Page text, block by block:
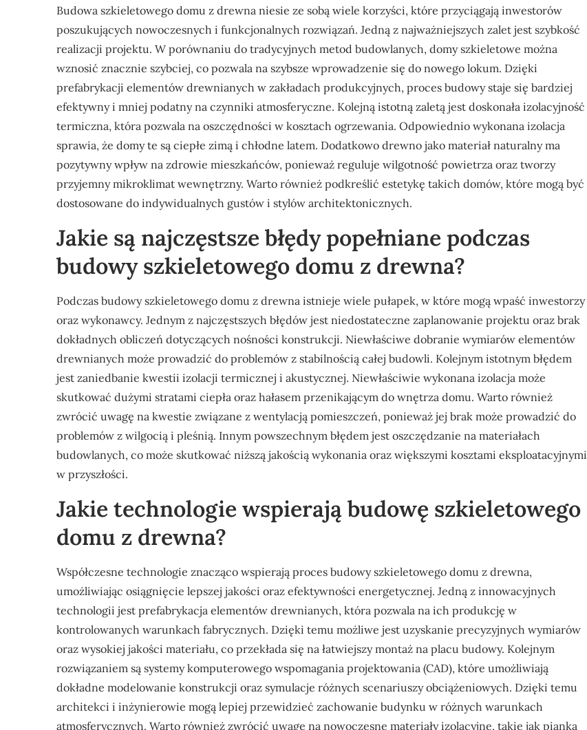
Budowa szkieletowego domu z drewna niesie ze sobą wiele korzyści, które przyciągają inwestorów
poszukujących nowoczesnych i funkcjonalnych rozwiązań. Jedną z najważniejszych zalet jest szybkość
realizacji projektu. W porównaniu do tradycyjnych metod budowlanych, domy szkieletowe można
wznosić znacznie szybciej, co pozwala na szybsze wprowadzenie się do nowego lokum. Dzięki
prefabrykacji elementów drewnianych w zakładach produkcyjnych, proces budowy staje się bardziej
efektywny i mniej podatny na czynniki atmosferyczne. Kolejną istotną zaletą jest doskonała izolacyjność
termiczna, która pozwala na oszczędności w kosztach ogrzewania. Odpowiednio wykonana izolacja
sprawia, że domy te są ciepłe zimą i chłodne latem. Dodatkowo drewno jako materiał naturalny ma
pozytywny wpływ na zdrowie mieszkańców, ponieważ reguluje wilgotność powietrza oraz tworzy
przyjemny mikroklimat wewnętrzny. Warto również podkreślić estetykę takich domów, które mogą być
dostosowane do indywidualnych gustów i stylów architektonicznych.
Jakie są najczęstsze błędy popełniane podczas
budowy szkieletowego domu z drewna?
Podczas budowy szkieletowego domu z drewna istnieje wiele pułapek, w które mogą wpaść inwestorzy
oraz wykonawcy. Jednym z najczęstszych błędów jest niedostateczne zaplanowanie projektu oraz brak
dokładnych obliczeń dotyczących nośności konstrukcji. Niewłaściwe dobranie wymiarów elementów
drewnianych może prowadzić do problemów z stabilnością całej budowli. Kolejnym istotnym błędem
jest zaniedbanie kwestii izolacji termicznej i akustycznej. Niewłaściwie wykonana izolacja może
skutkować dużymi stratami ciepła oraz hałasem przenikającym do wnętrza domu. Warto również
zwrócić uwagę na kwestie związane z wentylacją pomieszczeń, ponieważ jej brak może prowadzić do
problemów z wilgocią i pleśnią. Innym powszechnym błędem jest oszczędzanie na materiałach
budowlanych, co może skutkować niższą jakością wykonania oraz większymi kosztami eksploatacyjnymi
w przyszłości.
Jakie technologie wspierają budowę szkieletowego
domu z drewna?
Współczesne technologie znacząco wspierają proces budowy szkieletowego domu z drewna,
umożliwiając osiągnięcie lepszej jakości oraz efektywności energetycznej. Jedną z innowacyjnych
technologii jest prefabrykacja elementów drewnianych, która pozwala na ich produkcję w
kontrolowanych warunkach fabrycznych. Dzięki temu możliwe jest uzyskanie precyzyjnych wymiarów
oraz wysokiej jakości materiału, co przekłada się na łatwiejszy montaż na placu budowy. Kolejnym
rozwiązaniem są systemy komputerowego wspomagania projektowania (CAD), które umożliwiają
dokładne modelowanie konstrukcji oraz symulacje różnych scenariuszy obciążeniowych. Dzięki temu
architekci i inżynierowie mogą lepiej przewidzieć zachowanie budynku w różnych warunkach
atmosferycznych. Warto również zwrócić uwagę na nowoczesne materiały izolacyjne, takie jak pianka